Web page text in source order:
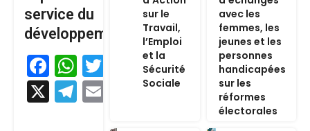
service du
développement
Facebook
WhatsApp
Twitter
X
Telegram
Email
sur le
Travail,
l’Emploi
et la
Sécurité
Sociale
avec les
femmes, les
jeunes et les
personnes
handicapées
sur les
réformes
électorales